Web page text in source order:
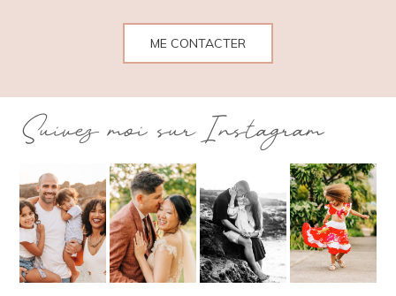
ME CONTACTER
Suivez moi sur Instagram